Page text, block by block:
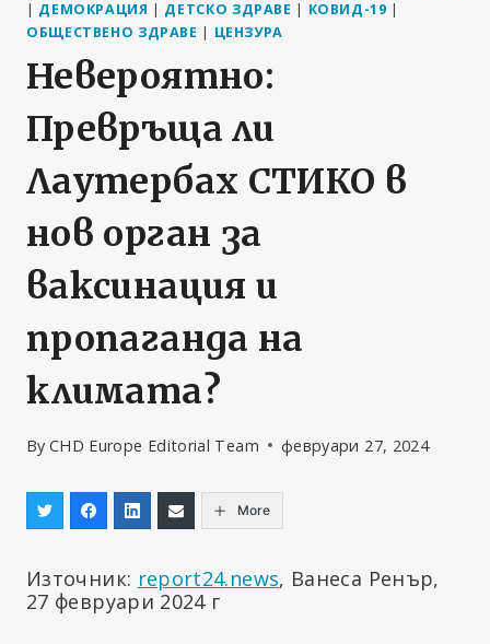
| ДЕМОКРАЦИЯ | ДЕТСКО ЗДРАВЕ | КОВИД-19 |
ОБЩЕСТВЕНО ЗДРАВЕ | ЦЕНЗУРА
Невероятно:
Превръща ли
Лаутербах СТИКО в
нов орган за
ваксинация и
пропаганда на
климата?
By CHD Europe Editorial Team февруари 27, 2024
More
Източник: report24.news, Ванеса Ренър,
27 февруари 2024 г